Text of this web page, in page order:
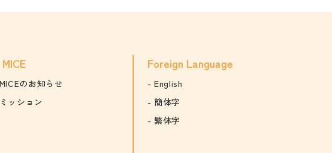
のお知らせ
ッション
Foreign Language
English
簡体字
繁体字